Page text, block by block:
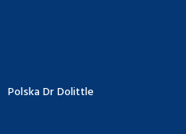
Polska Dr Dolittle